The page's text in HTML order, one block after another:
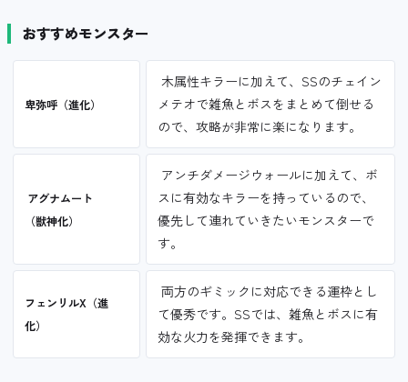
おすすめモンスター
卑弥呼（進化）
木属性キラーに加えて、SSのチェイン
メテオで雑魚とボスをまとめて倒せる
ので、攻略が非常に楽になります。
アグナムート
（獣神化）
アンチダメージウォールに加えて、ボ
スに有効なキラーを持っているので、
優先して連れていきたいモンスターで
す。
フェンリルX（進
化）
両方のギミックに対応できる運枠とし
て優秀です。SSでは、雑魚とボスに有
効な火力を発揮できます。